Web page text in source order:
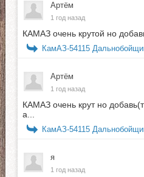
Артём
1 год назад
КАМАЗ очень крутой но
КамАЗ-54115
Артём
1 год назад
КАМАЗ очень крут но
а...
КамАЗ-54115
я
1 год назад